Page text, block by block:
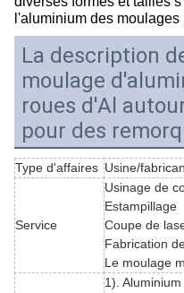
l'aluminium des
La description
moulage
roues d'Al
pour des
Type d'affaires Usine/
Service
Usinage de
Estampillage
Coupe de
Fabrication
Le moulage
1).